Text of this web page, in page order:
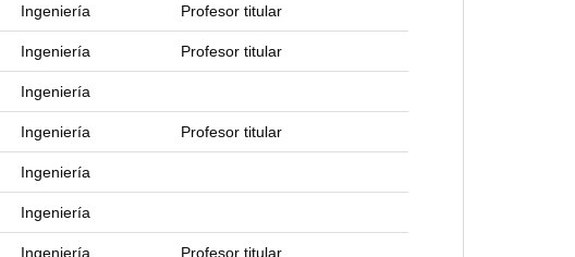
Ingeniería Profesor titular
Ingeniería Profesor titular
Ingeniería
Ingeniería Profesor titular
Ingeniería
Ingeniería
Ingeniería Profesor titular